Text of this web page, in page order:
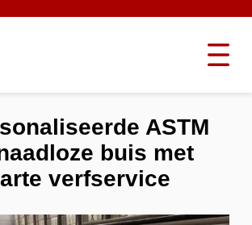
ASTM
buis met
verfservice